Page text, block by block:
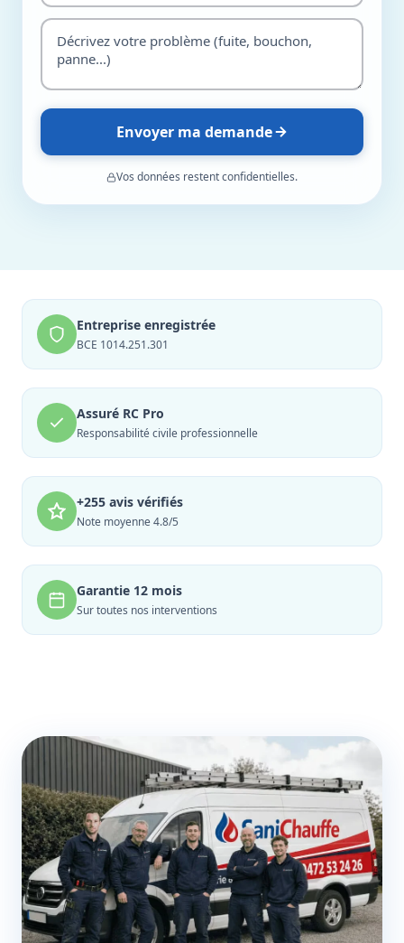
Envoyer ma demande
Vos données restent confidentielles.
Entreprise enregistrée
BCE 1014.251.301
Assuré RC Pro
Responsabilité civile professionnelle
+255 avis vérifiés
Note moyenne 4.8/5
Garantie 12 mois
Sur toutes nos interventions